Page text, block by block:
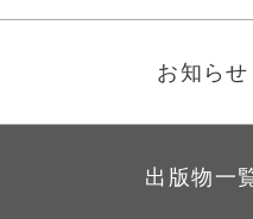
お知らせ
出版物一